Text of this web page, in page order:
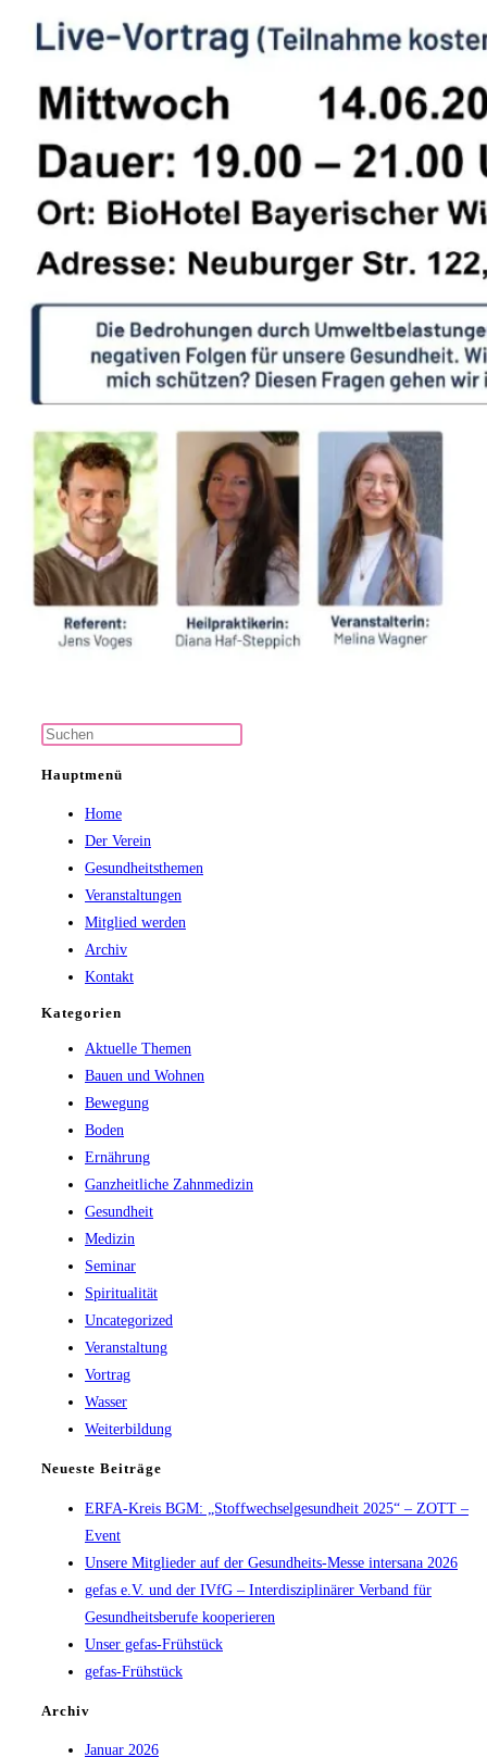
Hauptmenü
Home
Der Verein
Gesundheitsthemen
Veranstaltungen
Mitglied werden
Archiv
Kontakt
Kategorien
Aktuelle Themen
Bauen und Wohnen
Bewegung
Boden
Ernährung
Ganzheitliche Zahnmedizin
Gesundheit
Medizin
Seminar
Spiritualität
Uncategorized
Veranstaltung
Vortrag
Wasser
Weiterbildung
Neueste Beiträge
ERFA-Kreis BGM: „Stoffwechselgesundheit 2025“ – ZOTT –
Event
Unsere Mitglieder auf der Gesundheits-Messe intersana 2026
gefas e.V. und der IVfG – Interdisziplinärer Verband für
Gesundheitsberufe kooperieren
Unser gefas-Frühstück
gefas-Frühstück
Archiv
Januar 2026